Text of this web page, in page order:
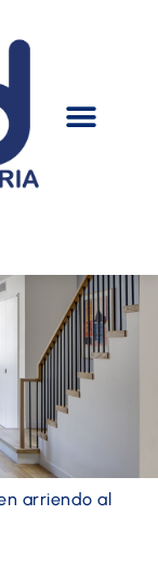
arriendo al